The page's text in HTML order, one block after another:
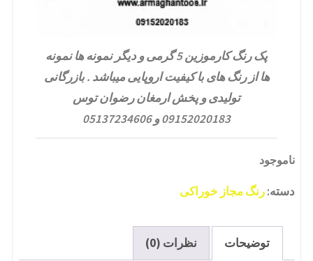
پک رنگ کارموزین 5 گرمی و دیگر نمونه ها نمونه
ها از رنگ های با کیفیت اروپایی میباشد . بازرگانی
تولیدی و پخش ارمغان رضوان توس
09152020183 و 05137234606
ناموجود
دسته:رنگ مجاز خوراکی
توضیحات نظرات (0)